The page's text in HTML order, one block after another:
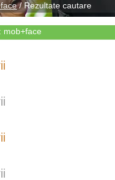
/ Rezultate cautare
mob+face